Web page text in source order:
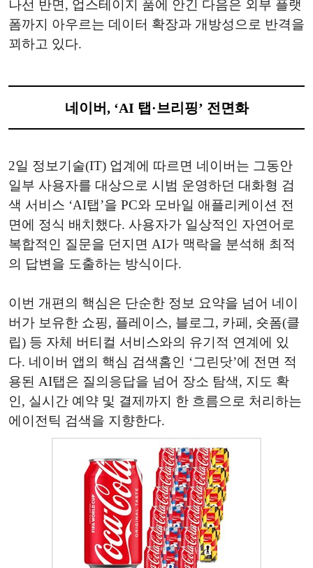
나선 반면, 업스테이지 품에 안긴 다음은 외부 플랫
폼까지 아우르는 데이터 확장과 개방성으로 반격을
꾀하고 있다.
네이버, ‘AI 탭·브리핑’ 전면화
2일 정보기술(IT) 업계에 따르면 네이버는 그동안
일부 사용자를 대상으로 시범 운영하던 대화형 검
색 서비스 ‘AI탭’을 PC와 모바일 애플리케이션 전
면에 정식 배치했다. 사용자가 일상적인 자연어로
복합적인 질문을 던지면 AI가 맥락을 분석해 최적
의 답변을 도출하는 방식이다.
이번 개편의 핵심은 단순한 정보 요약을 넘어 네이
버가 보유한 쇼핑, 플레이스, 블로그, 카페, 숏폼(클
립) 등 자체 버티컬 서비스와의 유기적 연계에 있
다. 네이버 앱의 핵심 검색홈인 ‘그린닷’에 전면 적
용된 AI탭은 질의응답을 넘어 장소 탐색, 지도 확
인, 실시간 예약 및 결제까지 한 흐름으로 처리하는
에이전틱 검색을 지향한다.